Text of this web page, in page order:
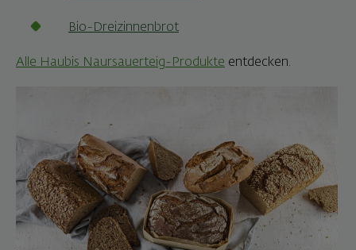
Bio-Dreizinnenbrot
Alle Haubis Naursauerteig-Produkte entdecken.